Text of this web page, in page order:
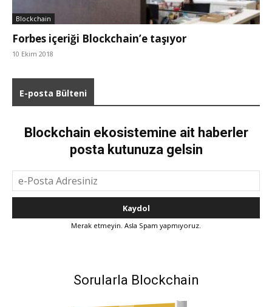
Blockchain
Forbes içeriği Blockchain’e taşıyor
10 Ekim 2018
E-posta Bülteni
Blockchain ekosistemine ait haberler
posta kutunuza gelsin
Merak etmeyin. Asla Spam yapmıyoruz.
Sorularla Blockchain